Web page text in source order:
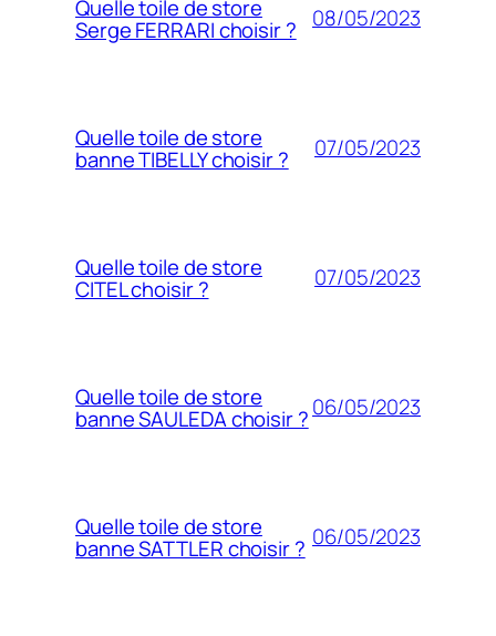
Quelle toile de store
Serge FERRARI choisir ? 08/05/2023
Quelle toile de store
banne TIBELLY choisir ? 07/05/2023
Quelle toile de store
CITEL choisir ? 07/05/2023
Quelle toile de store
banne SAULEDA choisir ?06/05/2023
Quelle toile de store
banne SATTLER choisir ? 06/05/2023